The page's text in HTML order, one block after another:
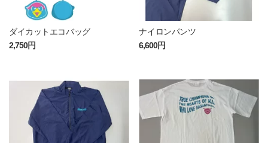
ダイカットエコバッグ
2,750円
ナイロンパンツ
6,600円